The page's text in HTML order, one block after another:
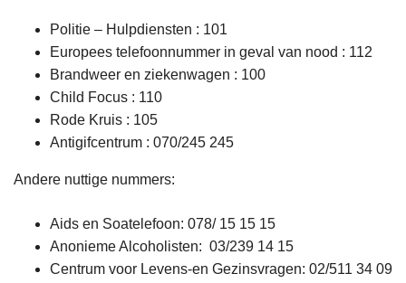
Politie – Hulpdiensten : 101
Europees telefoonnummer in geval van nood : 112
Brandweer en ziekenwagen : 100
Child Focus : 110
Rode Kruis : 105
Antigifcentrum : 070/245 245
Andere nuttige nummers:
Aids en Soatelefoon: 078/ 15 15 15
Anonieme Alcoholisten: 03/239 14 15
Centrum voor Levens-en Gezinsvragen: 02/511 34 09